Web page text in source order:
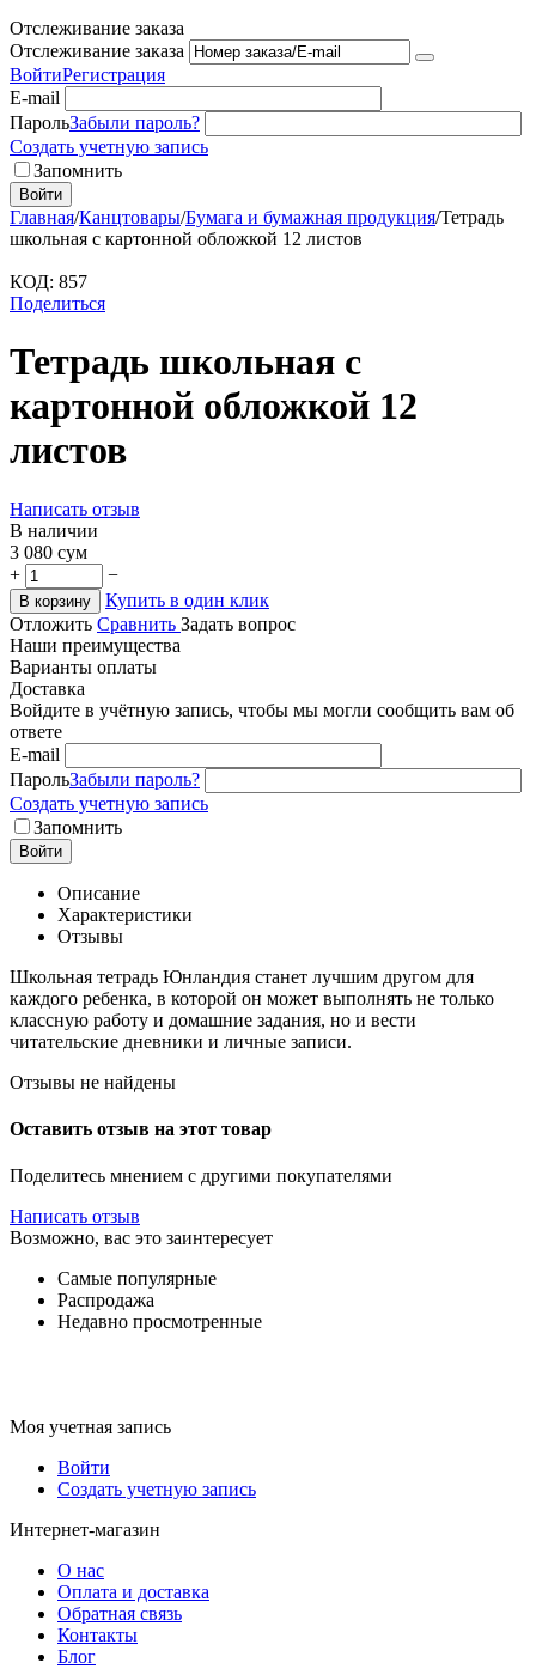
Отслеживание заказа
Отслеживание заказа
ВойтиРегистрация
E-mail
ПарольЗабыли пароль?
Создать учетную запись
Запомнить
Войти
Главная/Канцтовары/Бумага и бумажная продукция/Тетрадь
школьная с картонной обложкой 12 листов
КОД: 857
Поделиться
Тетрадь школьная с
картонной обложкой 12
листов
Написать отзыв
В наличии
3 080 сум
+
−
В корзину
Купить в один клик
Отложить Сравнить Задать вопрос
Наши преимущества
Варианты оплаты
Доставка
Войдите в учётную запись, чтобы мы могли сообщить вам об
ответе
E-mail
ПарольЗабыли пароль?
Создать учетную запись
Запомнить
Войти
Описание
Характеристики
Отзывы
Школьная тетрадь Юнландия станет лучшим другом для
каждого ребенка, в которой он может выполнять не только
классную работу и домашние задания, но и вести
читательские дневники и личные записи.
Отзывы не найдены
Оставить отзыв на этот товар
Поделитесь мнением с другими покупателями
Написать отзыв
Возможно, вас это заинтересует
Самые популярные
Распродажа
Недавно просмотренные
Моя учетная запись
Войти
Создать учетную запись
Интернет-магазин
О нас
Оплата и доставка
Обратная связь
Контакты
Блог